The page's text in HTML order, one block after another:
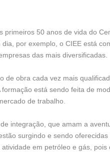
primeiros 50 anos de vida do
por exemplo, o CIEE está
das mais diversificadas.
de obra cada vez mais
está sendo feita de
de trabalho.
integração, que amam a
surgindo e sendo
em petróleo e gás,